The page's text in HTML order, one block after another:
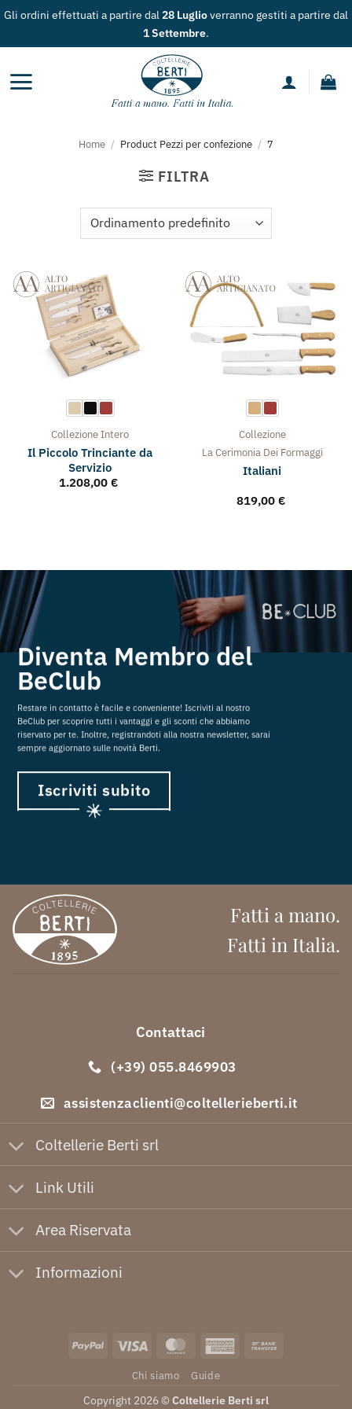
Salta
Gli ordini effettuati a partire dal28 Luglioverranno gestiti a partire dal
1 Settembre.
Home / Product Pezzi per confezione / 7
FILTRA
CollezioneIntero
Il Piccolo Trinciante da
Servizio
1.208,00 €
Collezione
La Cerimonia Dei Formaggi
Italiani
819,00 €
Diventa Membro del
BeClub
Restare in contatto è facile e conveniente! Iscriviti al nostro
BeClub per scoprire tutti i vantaggi e gli sconti che abbiamo
riservato per te. Inoltre, registrandoti alla nostra newsletter, sarai
sempre aggiornato sulle novità Berti.
Iscriviti subito
Fatti a mano.
Fatti in Italia.
Contattaci
(+39) 055.8469903
assistenzaclienti@coltellerieberti.it
Coltellerie Berti srl
Link Utili
Area Riservata
Informazioni
PayPal Visa MasterCardAmerican
Chi siamo Guide
Copyright 2026 © Coltellerie Berti srl